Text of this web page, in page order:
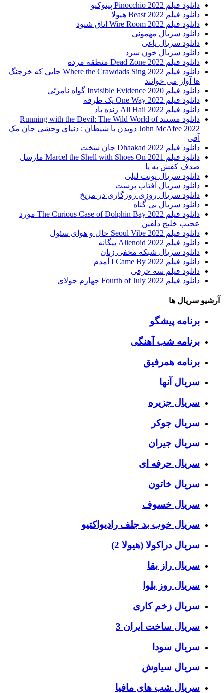
دانلود فیلم Pinocchio 2022 پینوکیو
دانلود فیلم Beast 2022 هیولا
دانلود فیلم Wire Room 2022 اتاق شنود
دانلود سریال مهمونی
دانلود سریال یاغی
دانلود سریال خون سرد
دانلود فیلم 2022 Dead Zone منطقه مرده
دانلود فیلم Where the Crawdads Sing 2022 جایی که خرچنگ
ها آواز می خوانند
دانلود فیلم 2020 Invisible Evidence گواه نامرئی
دانلود فیلم One Way 2022 یک طرفه
دانلود فیلم All Hail 2022 زنده باد
دانلود مستند Running with the Devil: The Wild World of
John McAfee 2022 دویدن با شیطان : دنیای وحشی جان مک
آفی
دانلود فیلم Dhaakad 2022 جان سخت
دانلود فیلم Marcel the Shell with Shoes On 2021 مارسل
صدف کفش به پا
دانلود سریال نوبت لیلی
دانلود سریال آفتاب پرست
دانلود سریال روزی روزگاری در مریخ
دانلود سریال بی گناه
دانلود فیلم The Curious Case of Dolphin Bay 2022 مورد
عجیب خلیج دلفین
دانلود فیلم Seoul Vibe 2022 حال و هوای سئول
دانلود فیلم Alienoid 2022 بیگانه
دانلود سریال شبکه مخفی زنان
دانلود فیلم I Came By 2022 آمدم
دانلود فیلم سه حرفی
دانلود فیلم Fourth of July 2022 چهارم جولای
آرشیو سریال ها
برنامه پیشگو
برنامه شب آهنگی
برنامه همرفیق
سریال آنها
سریال جزیره
سریال جوکر
سریال جیران
سریال حرفه ای
سریال خاتون
سریال خسوف
سریال خوب بد جلف رادیواکتیو
سریال دراکولا (هیولا 2)
سریال راز بقا
سریال روز بلوا
سریال زخم کاری
سریال ساخت ایران 3
سریال سودا
سریال سیاوش
سریال شب های مافیا